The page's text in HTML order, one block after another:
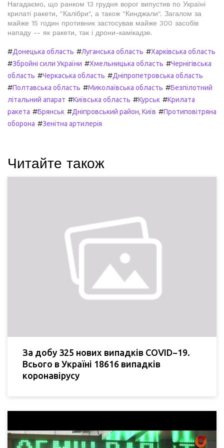
Нагадаємо, що ранком 13 грудня ворог випустив по Україні
крилаті ракети, "Калібри", а також "Кинджали". Загалом за
майже 15 годин противник застосував майже 300 засобів
нападу -- як ракети, так і дрони-камікадзе.
#Донецька область #Луганська область #Харківська область
#Збройні сили України #Хмельницька область #Чернігівська
область #Черкаська область #Дніпропетровська область
#Полтавська область #Миколаївська область #Безпілотний
літальний апарат #Київська область #Курськ #Крилата
ракета #Брянськ #Дніпровський район, Київ #Протиповітряна
оборона #Зенітна артилерія
Читайте також
За добу 325 нових випадків COVID−19.
Всього в Україні 18616 випадків
коронавірусу